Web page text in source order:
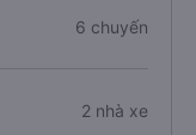
6 chuyến
2 nhà xe